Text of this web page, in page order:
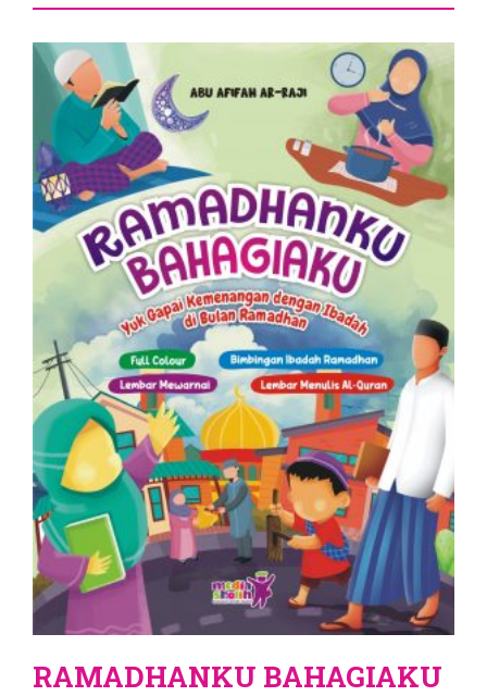
RAMADHANKU BAHAGIAKU